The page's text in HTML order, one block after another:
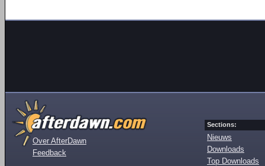
Over AfterDawn
Feedback
Sections:
Nieuws
Downloads
Top Downloads